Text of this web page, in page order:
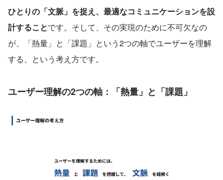
ひとりの「文脈」を捉え、最適なコミュニケーションを設
計することです。そして、その実現のために不可欠なの
が、「熱量」と「課題」という2つの軸でユーザーを理解
する、という考え方です。
ユーザー理解の2つの軸：「熱量」と「課題」